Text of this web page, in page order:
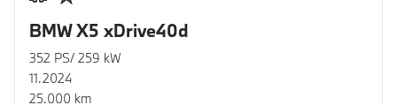
BMW X5 xDrive40d
352 PS/ 259 kW
11.2024
25.000 km